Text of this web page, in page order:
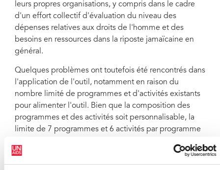
leurs propres organisations, y compris dans le cadre
d'un effort collectif d'évaluation du niveau des
dépenses relatives aux droits de l'homme et des
besoins en ressources dans la riposte jamaïcaine en
général.
Quelques problèmes ont toutefois été rencontrés dans
l'application de l'outil, notamment en raison du
nombre limité de programmes et d'activités existants
pour alimenter l'outil. Bien que la composition des
programmes et des activités soit personnalisable, la
limite de 7 programmes et 6 activités par programme
mesure où une simple reformulation de l'intitulé du
programme ou de l'activité n'a pas toujours permis de